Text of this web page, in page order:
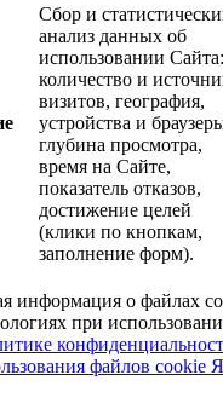
Сбор и
анализ данных об
использовании Сайта:
количество и
визитов, география,
устройства и
глубина просмотра,
время на Сайте,
показатель отказов,
достижение целей
(клики по кнопкам,
заполнение форм).
информация о файлах
при
файлов cookie